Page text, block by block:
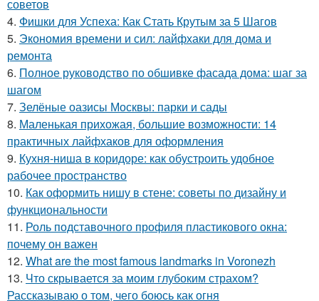
советов
4. Фишки для Успеха: Как Стать Крутым за 5 Шагов
5. Экономия времени и сил: лайфхаки для дома и
ремонта
6. Полное руководство по обшивке фасада дома: шаг за
шагом
7. Зелёные оазисы Москвы: парки и сады
8. Маленькая прихожая, большие возможности: 14
практичных лайфхаков для оформления
9. Кухня-ниша в коридоре: как обустроить удобное
рабочее пространство
10. Как оформить нишу в стене: советы по дизайну и
функциональности
11. Роль подставочного профиля пластикового окна:
почему он важен
12. What are the most famous landmarks in Voronezh
13. Что скрывается за моим глубоким страхом?
Рассказываю о том, чего боюсь как огня